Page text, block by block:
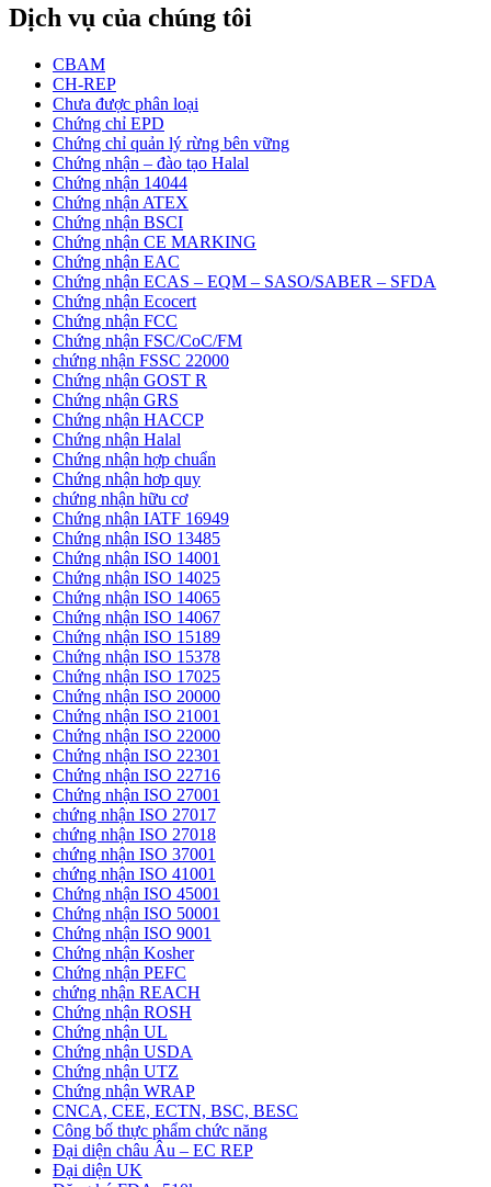
Dịch vụ của chúng tôi
CBAM
CH-REP
Chưa được phân loại
Chứng chỉ EPD
Chứng chỉ quản lý rừng bên vững
Chứng nhận – đào tạo Halal
Chứng nhận 14044
Chứng nhận ATEX
Chứng nhận BSCI
Chứng nhận CE MARKING
Chứng nhận EAC
Chứng nhận ECAS – EQM – SASO/SABER – SFDA
Chứng nhận Ecocert
Chứng nhận FCC
Chứng nhận FSC/CoC/FM
chứng nhận FSSC 22000
Chứng nhận GOST R
Chứng nhận GRS
Chứng nhận HACCP
Chứng nhận Halal
Chứng nhận hợp chuẩn
Chứng nhận hơp quy
chứng nhận hữu cơ
Chứng nhận IATF 16949
Chứng nhận ISO 13485
Chứng nhận ISO 14001
Chứng nhận ISO 14025
Chứng nhận ISO 14065
Chứng nhận ISO 14067
Chứng nhận ISO 15189
Chứng nhận ISO 15378
Chứng nhận ISO 17025
Chứng nhận ISO 20000
Chứng nhận ISO 21001
Chứng nhận ISO 22000
Chứng nhận ISO 22301
Chứng nhận ISO 22716
Chứng nhận ISO 27001
chứng nhận ISO 27017
chứng nhận ISO 27018
chứng nhận ISO 37001
chứng nhận ISO 41001
Chứng nhận ISO 45001
Chứng nhận ISO 50001
Chứng nhận ISO 9001
Chứng nhận Kosher
Chứng nhận PEFC
chứng nhận REACH
Chứng nhận ROSH
Chứng nhận UL
Chứng nhận USDA
Chứng nhận UTZ
Chứng nhận WRAP
CNCA, CEE, ECTN, BSC, BESC
Công bố thực phẩm chức năng
Đại diện châu Âu – EC REP
Đại diện UK